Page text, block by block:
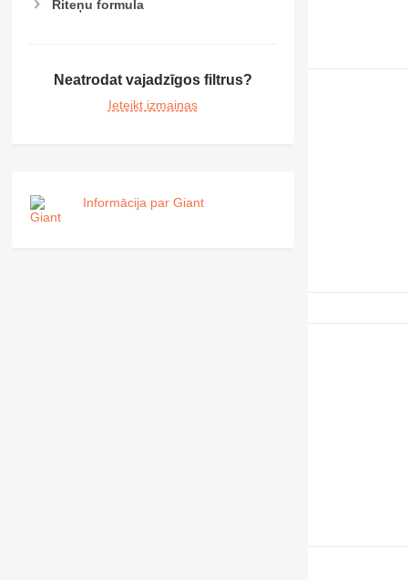
Riteņu formula
Neatrodat vajadzīgos filtrus?
Ieteikt izmaiņas
Informācija par Giant